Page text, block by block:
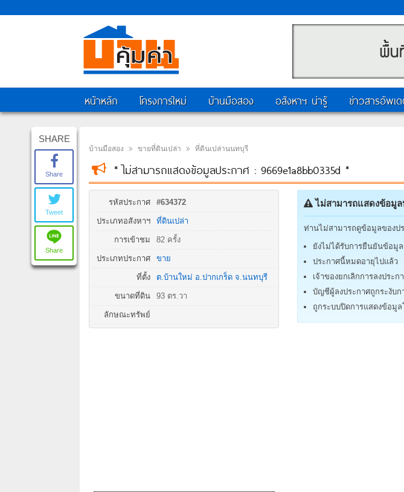
หน้าหลัก โครงการใหม่ บ้านมือสอง อสังหาฯ น่ารู้ ข่าวสารอัพเ
บ้านมือสอง ขายที่ดินเปล่า ที่ดินเปล่านนทบุรี
* ไม่สามารถแสดงข้อมูลประกาศ : 9669e1a8bb0335d *
ไม่สามารถแสดงข้อมูล
ท่านไม่สามารถดูข้อมูลของป
ยังไม่ได้รับการยืนยันข้อมูล
ประกาศนี้หมดอายุไปแล้ว
เจ้าของยกเลิกการลงประก
บัญชีผู้ลงประกาศถูกระงับก
ถูกระบบปิดการแสดงข้อมู
รหัสประกาศ #634372
ประเภทอสังหาฯ ที่ดินเปล่า
การเข้าชม 82 ครั้ง
ประเภทประกาศ ขาย
ที่ตั้ง ต.บ้านใหม่ อ.ปากเกร็ด จ.นนทบุรี
ขนาดที่ดิน 93 ตร.วา
ลักษณะทรัพย์
SHARE
Share
Tweet
Share